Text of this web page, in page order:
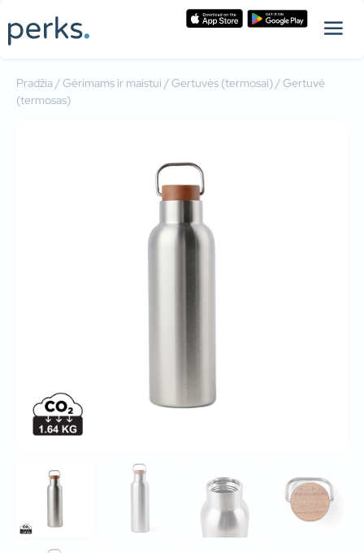
Pradžia/Gėrimams ir maistui /Gertuvės (termosai)/ Gertuvė
(termosas)